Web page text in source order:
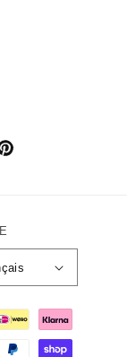
Pinterest